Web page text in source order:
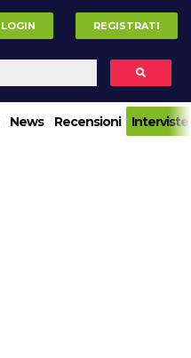
LOGIN REGISTRATI
News Recensioni Interviste